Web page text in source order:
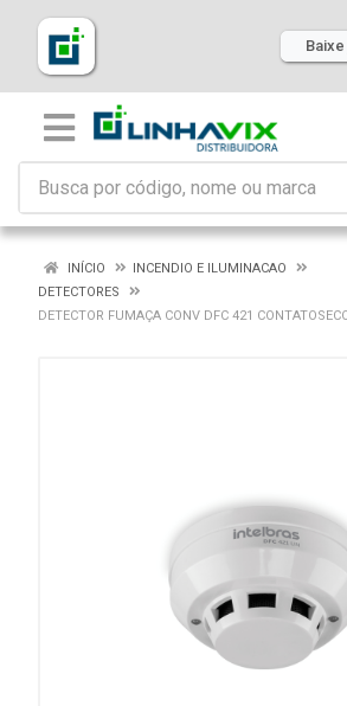
INÍCIO
INCENDIO E ILUMINACAO
DETECTORES
DETECTOR FUMAÇA CONV DFC 421